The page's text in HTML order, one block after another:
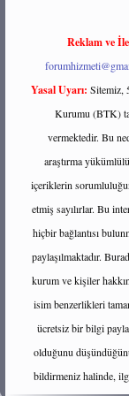
Reklam ve
Yasal Uyarı: Sitemiz,
Kurumu (BTK)
vermektedir. Bu
araştırma
içeriklerin
etmiş sayılırlar. Bu
hiçbir bağlantısı
paylaşılmaktadır.
kurum ve kişiler
isim benzerlikleri
ücretsiz bir bilgi
olduğunu
bildirmeniz halinde,